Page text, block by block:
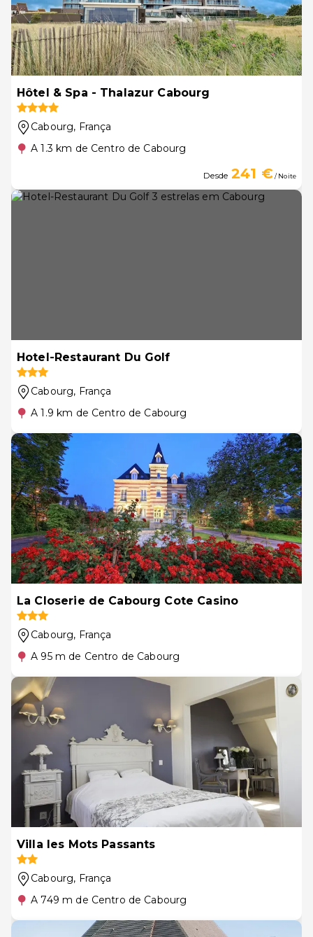
Hôtel & Spa - Thalazur Cabourg
Cabourg, França
A 1.3 km de Centro de Cabourg
Desde 241 €/ Noite
Hotel-Restaurant Du Golf
Cabourg, França
A 1.9 km de Centro de Cabourg
La Closerie de Cabourg Cote Casino
Cabourg, França
A 95 m de Centro de Cabourg
Villa les Mots Passants
Cabourg, França
A 749 m de Centro de Cabourg